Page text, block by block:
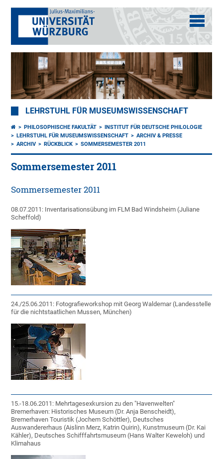
LEHRSTUHL FÜR MUSEUMSWISSENSCHAFT
PHILOSOPHISCHE FAKULTÄT
INSTITUT FÜR DEUTSCHE PHILOLOGIE
LEHRSTUHL FÜR MUSEUMSWISSENSCHAFT
ARCHIV & PRESSE
ARCHIV
RÜCKBLICK SOMMERSEMESTER 2011
Sommersemester 2011
Sommersemester 2011
08.07.2011: Inventarisationsübung im FLM Bad Windsheim (Juliane
Scheffold)
24./25.06.2011: Fotografieworkshop mit Georg Waldemar (Landesstelle
für die nichtstaatlichen Mussen, München)
15.-18.06.2011: Mehrtagesexkursion zu den "Havenwelten"
Bremerhaven: Historisches Museum (Dr. Anja Benscheidt),
Bremerhaven Touristik (Jochem Schöttler), Deutsches
Auswandererhaus (Aislinn Merz, Katrin Quirin), Kunstmuseum (Dr. Kai
Kähler), Deutsches Schifffahrtsmuseum (Hans Walter Keweloh) und
Klimahaus